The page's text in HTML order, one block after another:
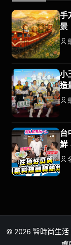
手
景
小
造
台
鮮
© 2026 醫時尚生活